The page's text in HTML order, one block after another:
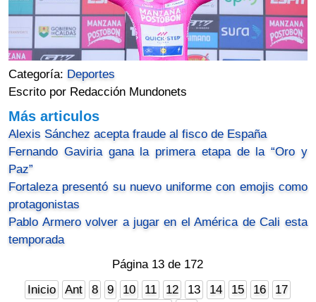
Categoría: Deportes
Escrito por Redacción Mundonets
Más articulos
Alexis Sánchez acepta fraude al fisco de España
Fernando Gaviria gana la primera etapa de la “Oro y
Paz”
Fortaleza presentó su nuevo uniforme con emojis como
protagonistas
Pablo Armero volver a jugar en el América de Cali esta
temporada
Página 13 de 172
Inicio
Ant 8 9 10 11 12 13 14 15 16
17